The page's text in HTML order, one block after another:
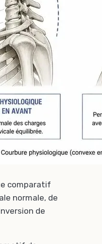
comparatif
normale, de
de